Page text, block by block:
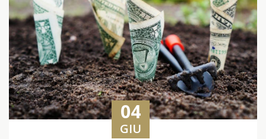
04
GIU